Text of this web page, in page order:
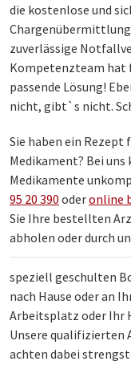
die kostenlose und
zuverlässige
Kompetenzteam hat
passende Lösung!
nicht, gibt`s nicht.
Sie haben ein Rezept
Medikament? Bei
Medikamente
95 20 390 oderonline
Sie Ihre bestellten
abholen oder durch
speziell geschulten
nach Hause oder an
Arbeitsplatz oder Ihr
Unsere qualifizierten
achten dabei